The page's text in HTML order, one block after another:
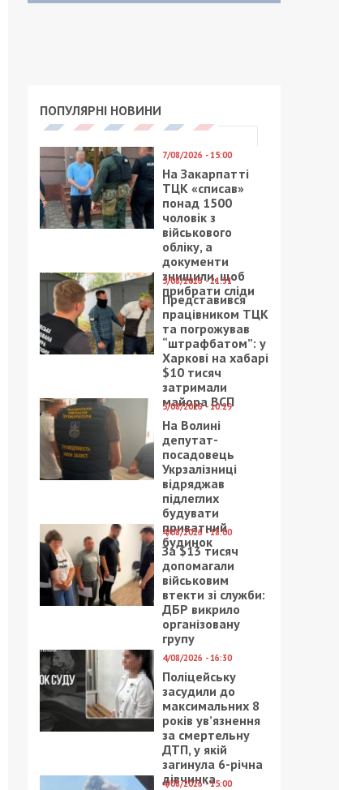
ПОПУЛЯРНІ НОВИНИ
7/08/2026 - 15:00
На Закарпатті
ТЦК «списав»
понад 1500
чоловік з
військового
обліку, а
документи
знищили, щоб
прибрати сліди
5/08/2026 - 21:31
Представився
працівником ТЦК
та погрожував
“штрафбатом”: у
Харкові на хабарі
$10 тисяч
затримали
майора ВСП
5/08/2026 - 10:29
На Волині
депутат-
посадовець
Укрзалізниці
відряджав
підлеглих
будувати
приватний
будинок
4/08/2026 - 18:00
За $13 тисяч
допомагали
військовим
втекти зі служби:
ДБР викрило
організовану
групу
4/08/2026 - 16:30
Поліцейську
засудили до
максимальних 8
років ув’язнення
за смертельну
ДТП, у якій
загинула 6-річна
дівчинка
4/08/2026 - 15:00